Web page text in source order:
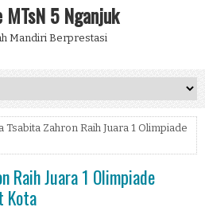
5 Nganjuk
Mandiri Berprestasi
Tsabita Zahron Raih Juara 1 Olimpiade
Raih Juara 1 Olimpiade
Kota